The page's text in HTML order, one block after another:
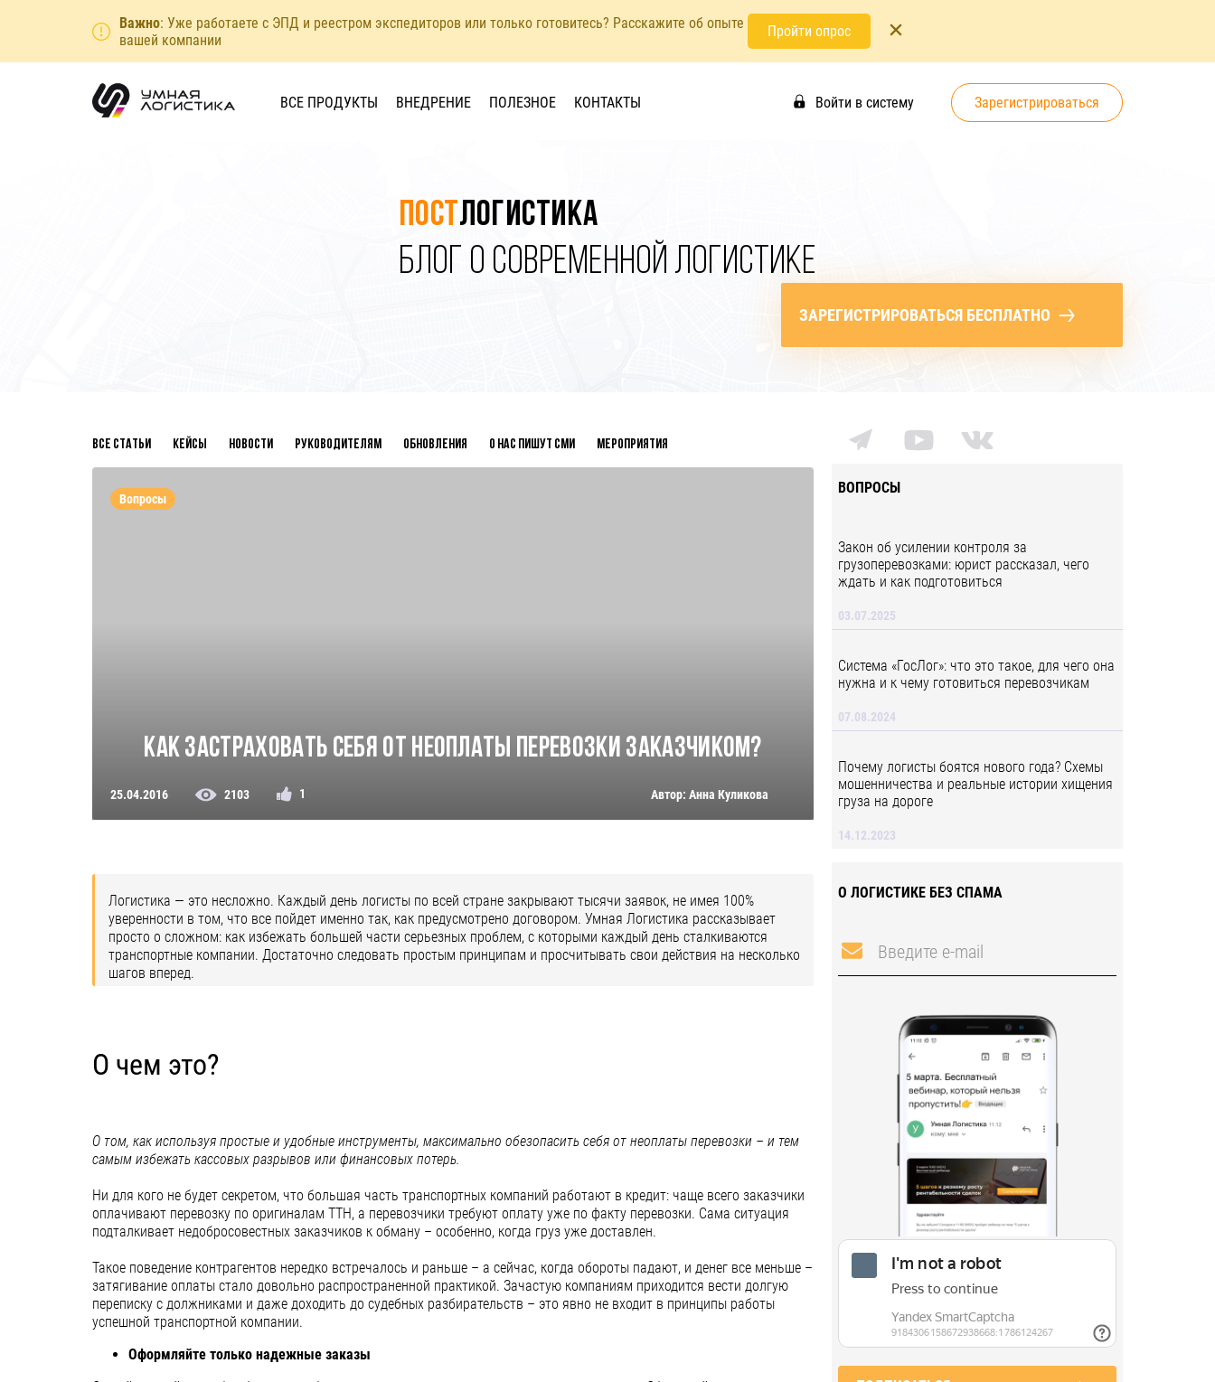
Важно: Уже работаете с ЭПД и реестром экспедиторов или только готовитесь? Расскажите об опыте
вашей компании
Пройти опрос
ВСЕ ПРОДУКТЫ ВНЕДРЕНИЕ ПОЛЕЗНОЕ КОНТАКТЫ Войти в систему Зарегистрироваться
Пост логистика
БЛОГ О СОВРЕМЕННОЙ ЛОГИСТИКЕ
ЗАРЕГИСТРИРОВАТЬСЯ БЕСПЛАТНО
Все статьи Кейсы Новости Руководителям Обновления О нас пишут СМИ Мероприятия
Вопросы
Как застраховать себя от неоплаты перевозки заказчиком?
25.04.2016 2103 1 Автор: Анна Куликова
Логистика — это несложно. Каждый день логисты по всей стране закрывают тысячи заявок, не имея 100%
уверенности в том, что все пойдет именно так, как предусмотрено договором. Умная Логистика рассказывает
просто о сложном: как избежать большей части серьезных проблем, с которыми каждый день сталкиваются
транспортные компании. Достаточно следовать простым принципам и просчитывать свои действия на несколько
шагов вперед.
О чем это?
О том, как используя простые и удобные инструменты, максимально обезопасить себя от неоплаты перевозки – и тем
самым избежать кассовых разрывов или финансовых потерь.
Ни для кого не будет секретом, что большая часть транспортных компаний работают в кредит: чаще всего заказчики
оплачивают перевозку по оригиналам ТТН, а перевозчики требуют оплату уже по факту перевозки. Сама ситуация
подталкивает недобросовестных заказчиков к обману – особенно, когда груз уже доставлен.
Такое поведение контрагентов нередко встречалось и раньше – а сейчас, когда обороты падают, и денег все меньше –
затягивание оплаты стало довольно распространенной практикой. Зачастую компаниям приходится вести долгую
переписку с должниками и даже доходить до судебных разбирательств – это явно не входит в принципы работы
успешной транспортной компании.
Оформляйте только надежные заказы
ВОПРОСЫ
Закон об усилении контроля за
грузоперевозками: юрист рассказал, чего
ждать и как подготовиться
03.07.2025
Система «ГосЛог»: что это такое, для чего она
нужна и к чему готовиться перевозчикам
07.08.2024
Почему логисты боятся нового года? Схемы
мошенничества и реальные истории хищения
груза на дороге
14.12.2023
О ЛОГИСТИКЕ БЕЗ СПАМА